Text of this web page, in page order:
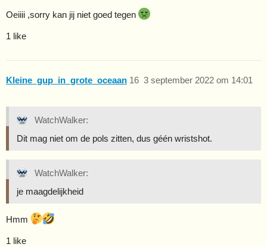
Oeiiii ,sorry kan jij niet goed tegen
1 like
Kleine_gup_in_grote_oceaan 3 september 2022 om 14:01
16
WatchWalker:
Dit mag niet om de pols zitten, dus géén wristshot.
WatchWalker:
je maagdelijkheid
Hmm
1 like